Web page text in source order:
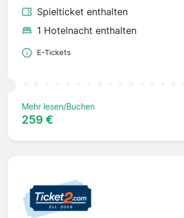
Spielticket enthalten
1 Hotelnacht enthalten
E-Tickets
Mehr lesen/Buchen
259 €